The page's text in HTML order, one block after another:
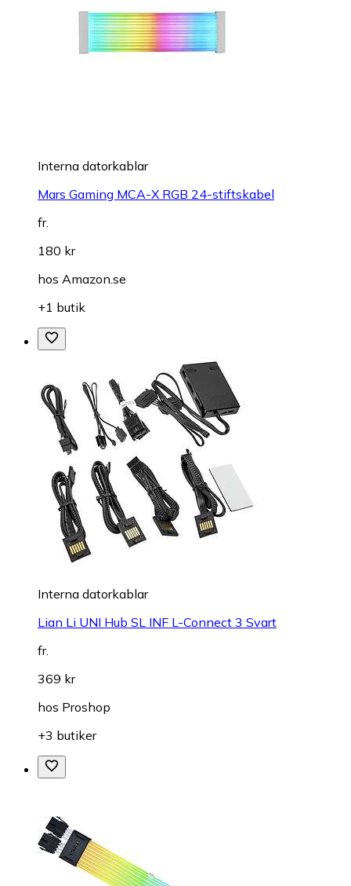
Interna datorkablar
Mars Gaming MCA-X RGB 24-stiftskabel
fr.
180 kr
hos Amazon.se
+1 butik
Interna datorkablar
Lian Li UNI Hub SL INF L-Connect 3 Svart
fr.
369 kr
hos Proshop
+3 butiker